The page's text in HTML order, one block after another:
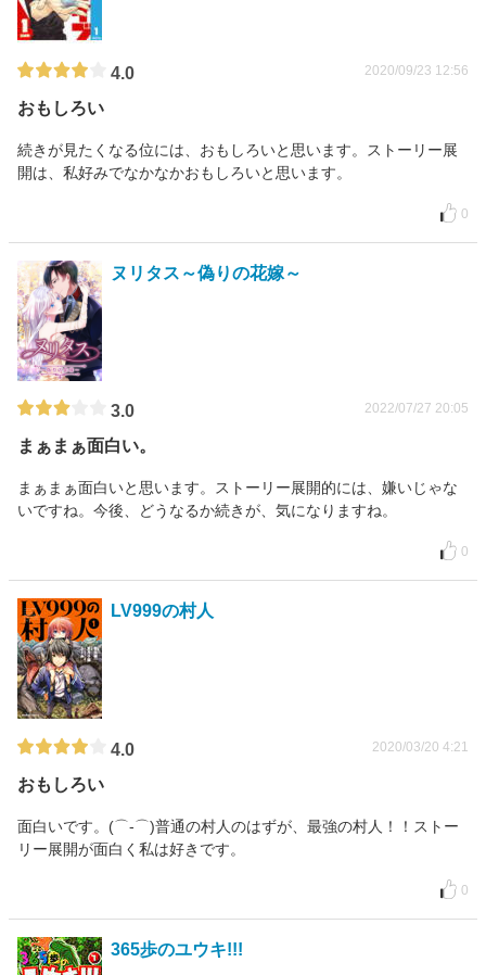
4.0 2020/09/23 12:56
おもしろい
続きが見たくなる位には、おもしろいと思います。ストーリー展
開は、私好みでなかなかおもしろいと思います。
0
ヌリタス～偽りの花嫁～
3.0 2022/07/27 20:05
まぁまぁ面白い。
まぁまぁ面白いと思います。ストーリー展開的には、嫌いじゃな
いですね。今後、どうなるか続きが、気になりますね。
0
LV999の村人
4.0 2020/03/20 4:21
おもしろい
面白いです。(⌒‐⌒)普通の村人のはずが、最強の村人！！ストー
リー展開が面白く私は好きです。
0
365歩のユウキ!!!